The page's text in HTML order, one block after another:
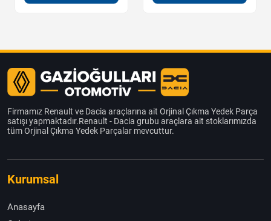
Firmamız Renault ve Dacia araçlarına ait Orjinal Çıkma Yedek Parça
satışı yapmaktadır.Renault - Dacia grubu araçlara ait stoklarımızda
tüm Orjinal Çıkma Yedek Parçalar mevcuttur.
Kurumsal
Anasayfa